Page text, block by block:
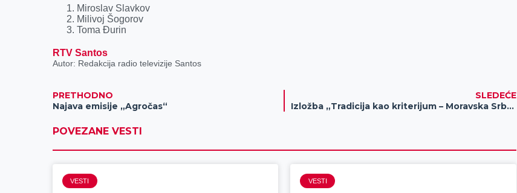
Miroslav Slavkov
Milivoj Šogorov
Toma Đurin
RTV Santos
Autor: Redakcija radio televizije Santos
PRETHODNO
Najava emisije „Agročas“
SLEDEĆE
Izložba „Tradicija kao kriterijum – Moravska Srbija“
POVEZANE VESTI
VESTI VESTI